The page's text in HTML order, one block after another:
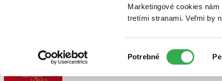
Marketingové cookies
tretími stranami. Veľmi by
súhlasu
Potrebné